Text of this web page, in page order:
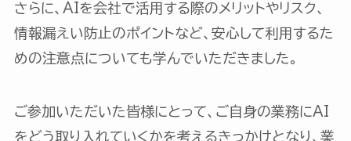
さらに、AIを会社で活用する際のメリットやリスク、
情報漏えい防止のポイントなど、安心して利用するた
めの注意点についても学んでいただきました。
ご参加いただいた皆様にとって、ご自身の業務にAI
をどう取り入れていくかを考えるきっかけとなり、業